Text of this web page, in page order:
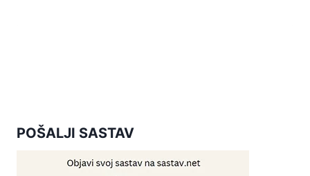
POŠALJI SASTAV